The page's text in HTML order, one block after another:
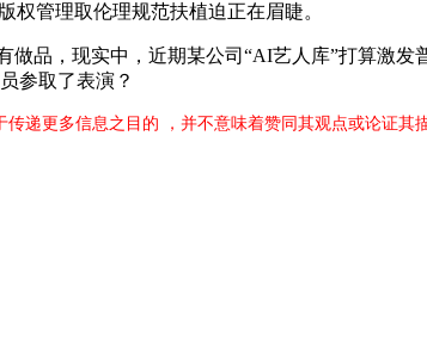
权管理取伦理规范扶植迫正在眉睫。
品，现实中，近期某公司“AI艺人库”打算激发
参取了表演？
递更多信息之目的 ，并不意味着赞同其观点或论证